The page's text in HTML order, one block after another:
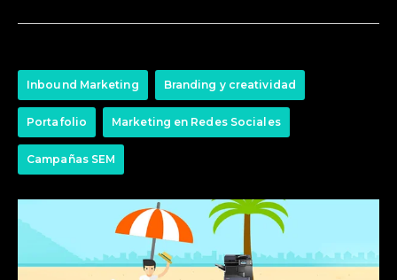
Inbound Marketing Branding y creatividad
Portafolio Marketing en Redes Sociales
Campañas SEM